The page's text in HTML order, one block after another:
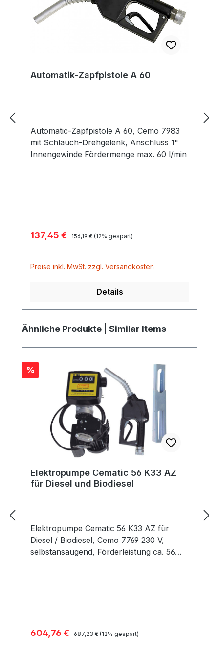
Automatik-Zapfpistole A 60
Automatic-Zapfpistole A 60, Cemo 7983
mit Schlauch-Drehgelenk, Anschluss 1"
Innengewinde Fördermenge max. 60 l/min
Verkaufspreis:
137,45 € Regulärer Preis:
156,19 € (12% gespart)
Preise inkl. MwSt. zzgl. Versandkosten
Details
Produktgalerie überspringen
Ähnliche Produkte | Similar Items
Rabatt
%
Elektropumpe Cematic 56 K33 AZ
für Diesel und Biodiesel
Elektropumpe Cematic 56 K33 AZ für
Diesel / Biodiesel, Cemo 7769 230 V,
selbstansaugend, Förderleistung ca. 56
gegen Aufpreis 2" Verschraubung für alle
Verkaufspreis:
604,76 € Regulärer Preis:
687,23 € (12% gespart)